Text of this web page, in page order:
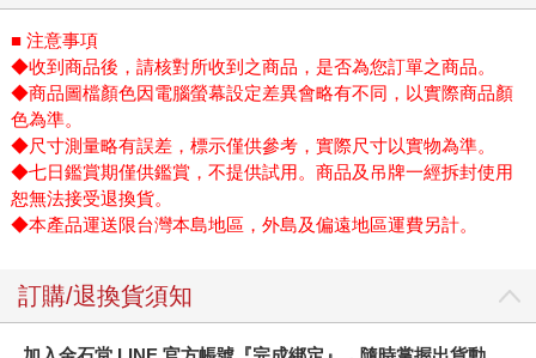
■ 注意事項
◆收到商品後，請核對所收到之商品，是否為您訂單之商品。
◆商品圖檔顏色因電腦螢幕設定差異會略有不同，以實際商品顏
色為準。
◆尺寸測量略有誤差，標示僅供參考，實際尺寸以實物為準。
◆七日鑑賞期僅供鑑賞，不提供試用。商品及吊牌一經拆封使用
恕無法接受退換貨。
◆本產品運送限台灣本島地區，外島及偏遠地區運費另計。
訂購/退換貨須知